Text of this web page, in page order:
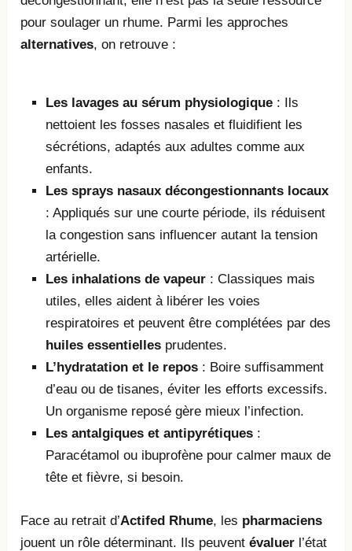
pour soulager un rhume. Parmi les approches
alternatives, on retrouve :
Les lavages au sérum physiologique : Ils
nettoient les fosses nasales et fluidifient les
sécrétions, adaptés aux adultes comme aux
enfants.
Les sprays nasaux décongestionnants locaux
: Appliqués sur une courte période, ils réduisent
la congestion sans influencer autant la tension
artérielle.
Les inhalations de vapeur : Classiques mais
utiles, elles aident à libérer les voies
respiratoires et peuvent être complétées par des
huiles essentielles prudentes.
L’hydratation et le repos : Boire suffisamment
d’eau ou de tisanes, éviter les efforts excessifs.
Un organisme reposé gère mieux l’infection.
Les antalgiques et antipyrétiques :
Paracétamol ou ibuprofène pour calmer maux de
tête et fièvre, si besoin.
Face au retrait d’Actifed Rhume, les pharmaciens
jouent un rôle déterminant. Ils peuventévaluer l’état